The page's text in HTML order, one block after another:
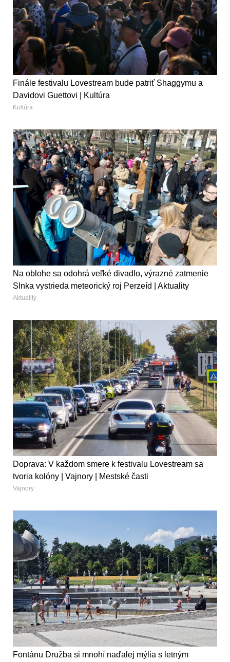
Finále festivalu Lovestream bude patriť Shaggymu a
Davidovi Guettovi | Kultúra
Kultúra
Na oblohe sa odohrá veľké divadlo, výrazné zatmenie
Slnka vystrieda meteorický roj Perzeíd | Aktuality
Aktuality
Doprava: V každom smere k festivalu Lovestream sa
tvoria kolóny | Vajnory | Mestské časti
Vajnory
Fontánu Družba si mnohí naďalej mýlia s letným